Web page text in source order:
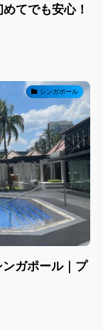
てでも安心！
シンガポール
ンガポール｜プ